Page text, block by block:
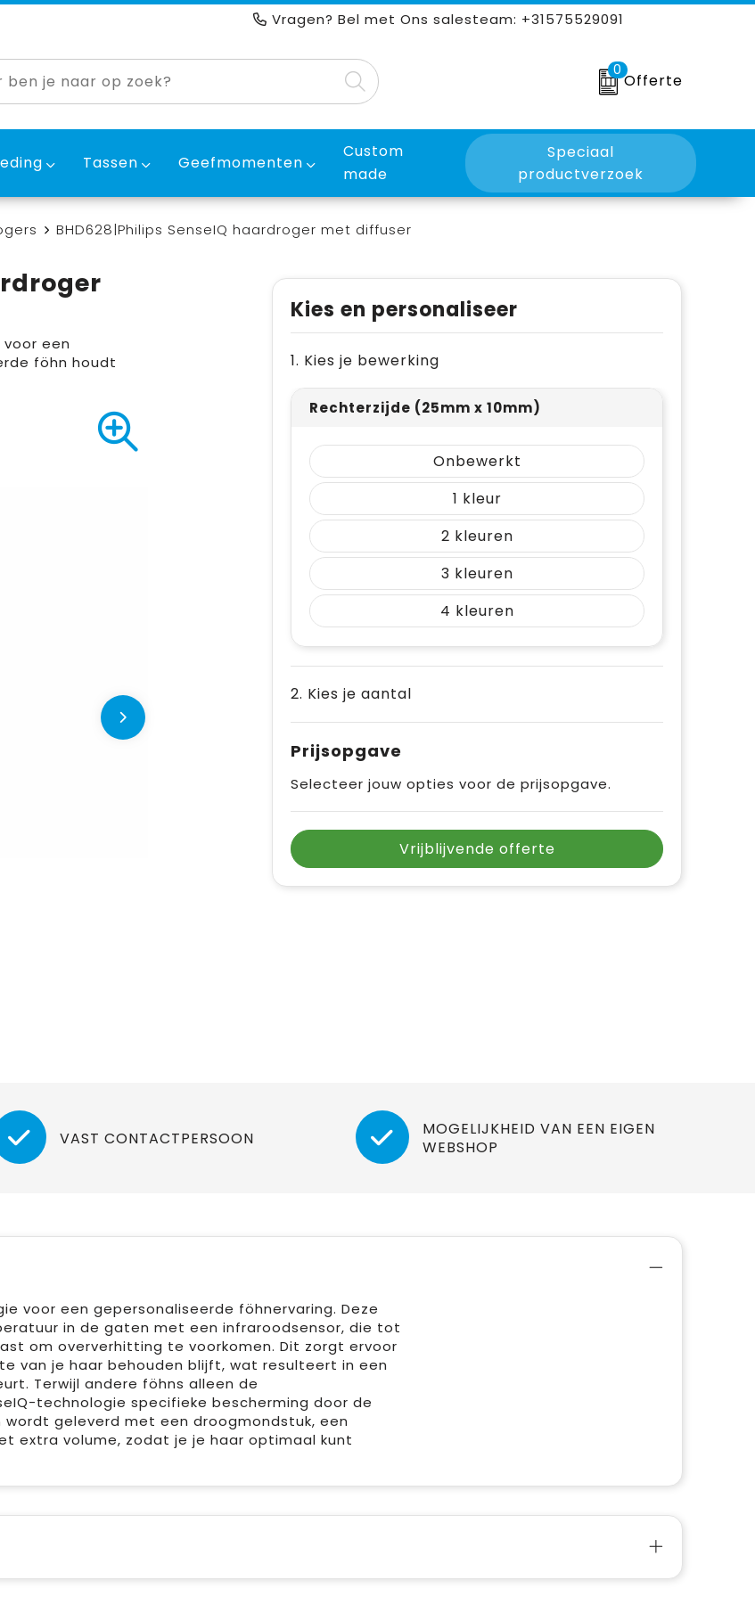
Vragen? Bel met Ons salesteam: +31575529091
0
Offerte
Tassen Geefmomenten
Custom
made
Speciaal
productverzoek
BHD628|Philips SenseIQ haardroger met diffuser
een
föhn houdt
Kies en personaliseer
1. Kies je bewerking
Rechterzijde (25mm x 10mm)
Onbewerkt
1
2
3
4
2. Kies je aantal
Prijsopgave
Selecteer jouw opties voor de prijsopgave.
Vrijblijvende offerte
VAST CONTACTPERSOON
MOGELIJKHEID VAN EEN EIGEN
WEBSHOP
voor een gepersonaliseerde föhnervaring. Deze
in de gaten met een infraroodsensor, die tot
om oververhitting te voorkomen. Dit zorgt ervoor
van je haar behouden blijft, wat resulteert in een
Terwijl andere föhns alleen de
technologie specifieke bescherming door de
geleverd met een droogmondstuk, een
extra volume, zodat je je haar optimaal kunt